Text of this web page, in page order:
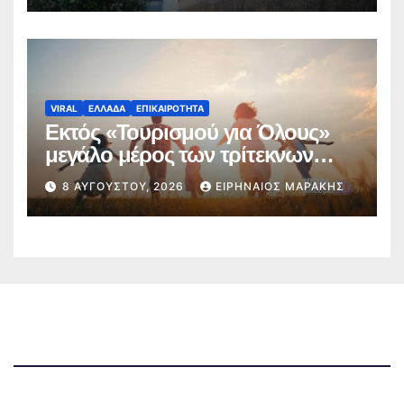
VIRAL ΕΛΛΑΔΑ ΕΠΙΚΑΙΡΟΤΗΤΑ
Εκτός «Τουρισμού για Όλους»
μεγάλο μέρος των τρίτεκνων
οικογενειών της Μαγνησίας
8 ΑΥΓΟΎΣΤΟΥ, 2026 ΕΙΡΗΝΑΊΟΣ ΜΑΡΆΚΗΣ